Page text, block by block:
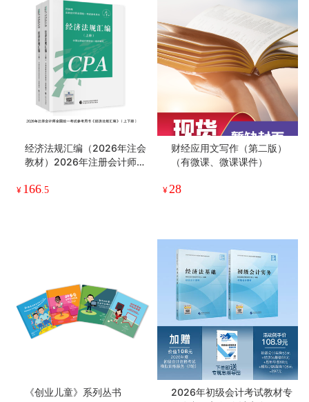
经济法规汇编（2026年注会
教材）2026年注册会计师全
会 中国注册会计师协会组织
¥ 166 .5
财经应用文写作（第二版）
（有微课、微课课件）
¥ 28
《创业儿童》系列丛书
2026年初级会计考试教材专